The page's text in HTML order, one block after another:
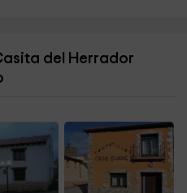
1,0 km
del Herrador